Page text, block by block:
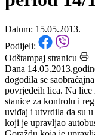
Uprava
period 14/
Datum: 15.05.2013.
Podijeli:
Odštampaj stranicu
Dana
dogodila se
povrjeđeih lica. Na lice